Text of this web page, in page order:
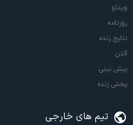
ویدئو
روزنامه
نتایج زنده
آنتن
پیش بینی
پخش زنده
تیم های خارجی